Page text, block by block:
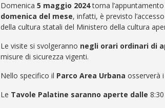
Domenica 5 maggio 2024torna
domenica del mese, infatti, è previsto l’accesso
della cultura statali del Ministero della cultura
Le visite si svolgeranno negli orari ordinari di
misure di sicurezza vigenti.
Nello specifico il Parco Area Urbana osserverà
Le Tavole Palatine saranno aperte dalle